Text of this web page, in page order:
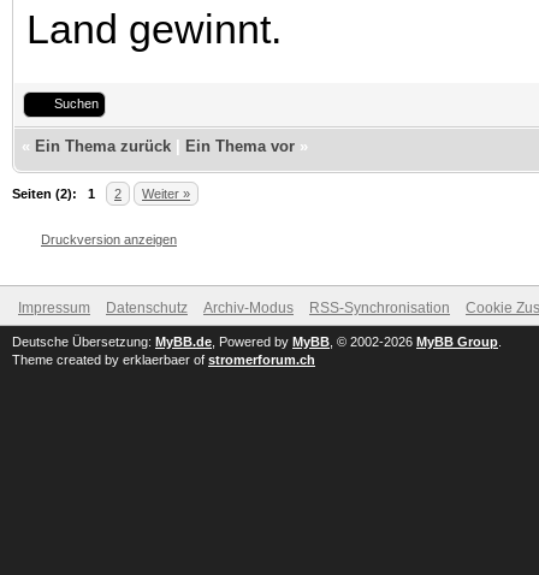
Land gewinnt.
Suchen
« Ein Thema zurück Ein Thema vor »
Seiten (2): 1 2 Weiter »
Druckversion anzeigen
Impressum Datenschutz Archiv-Modus RSS-Synchronisation Cookie
Deutsche Übersetzung: MyBB.de , Powered by MyBB , © 2002-2026 MyBB Group
Theme created by erklaerbaer of stromerforum.ch